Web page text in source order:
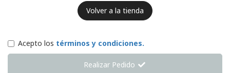
Volver a la tienda
Acepto los términos y condiciones.
Realizar Pedido